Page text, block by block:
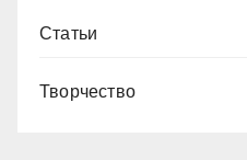
Статьи
Творчество